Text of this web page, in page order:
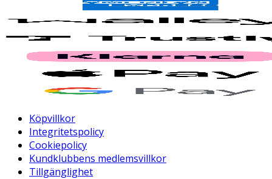
Köpvillkor
Integritetspolicy
Cookiepolicy
Kundklubbens medlemsvillkor
Tillgänglighet